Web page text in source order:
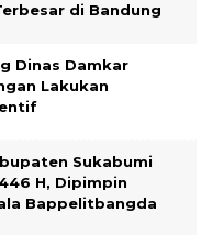
di Bandung
Dinas Damkar
Lakukan
Sukabumi
H, Dipimpin
Bappelitbangda